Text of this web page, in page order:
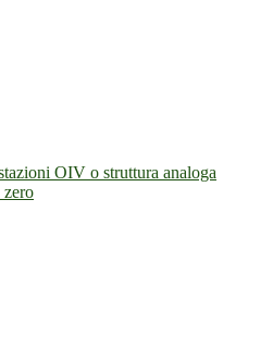
OIV o struttura analoga
zero